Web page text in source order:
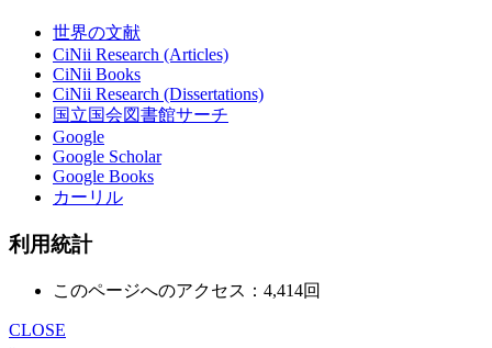
世界の文献
CiNii Research (Articles)
CiNii Books
CiNii Research (Dissertations)
国立国会図書館サーチ
Google
Google Scholar
Google Books
カーリル
利用統計
このページへのアクセス：4,414回
CLOSE